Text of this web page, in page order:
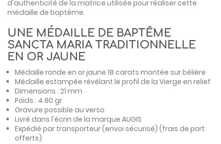
d'authenticité de la matrice utilisée pour réaliser cette
médaille de baptême.
UNE MÉDAILLE DE BAPTÊME
SANCTA MARIA TRADITIONNELLE
EN OR JAUNE
Médaille ronde en or jaune 18 carats montée sur bélière
Médaille estampée révélant le profil de la Vierge en relief
Dimensions : 21 mm
Poids : 4.80 gr
Gravure possible au verso
Livré dans l'écrin de la marque AUGIS
Expédié par transporteur (envoi sécurisé) (frais de port
offerts)